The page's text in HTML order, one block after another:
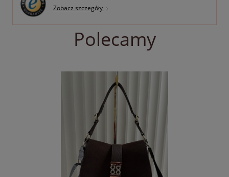
Zobacz szczegóły
Polecamy